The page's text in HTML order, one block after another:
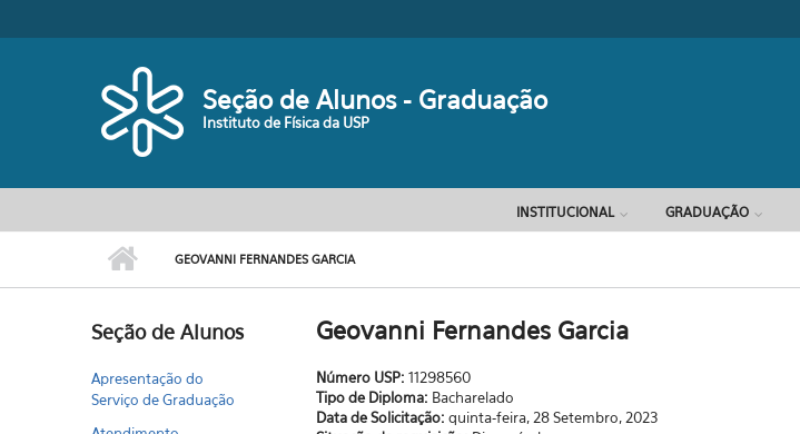
Seção de Alunos - Graduação
Instituto de Física da USP
INSTITUCIONAL GRADUAÇÃO
GEOVANNI FERNANDES GARCIA
Seção de Alunos
Apresentação do
Serviço de Graduação
Geovanni Fernandes Garcia
Número USP: 11298560
Tipo de Diploma: Bacharelado
Data de Solicitação: quinta-feira, 28 Setembro, 2023